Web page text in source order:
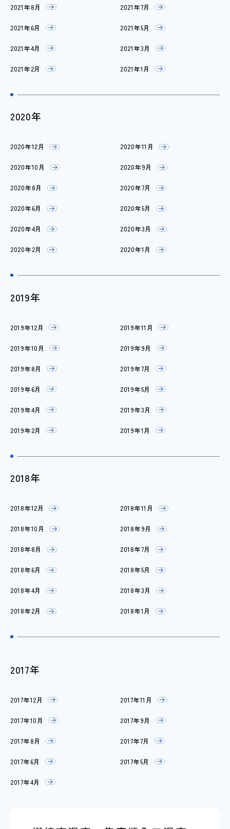
2021年8月 2021年7月
2021年6月 2021年5月
2021年4月 2021年3月
2021年2月 2021年1月
2020年
2020年12月 2020年11月
2020年10月 2020年9月
2020年8月 2020年7月
2020年6月 2020年5月
2020年4月 2020年3月
2020年2月 2020年1月
2019年
2019年12月 2019年11月
2019年10月 2019年9月
2019年8月 2019年7月
2019年6月 2019年5月
2019年4月 2019年3月
2019年2月 2019年1月
2018年
2018年12月 2018年11月
2018年10月 2018年9月
2018年8月 2018年7月
2018年6月 2018年5月
2018年4月 2018年3月
2018年2月 2018年1月
2017年
2017年12月 2017年11月
2017年10月 2017年9月
2017年8月 2017年7月
2017年6月 2017年5月
2017年4月